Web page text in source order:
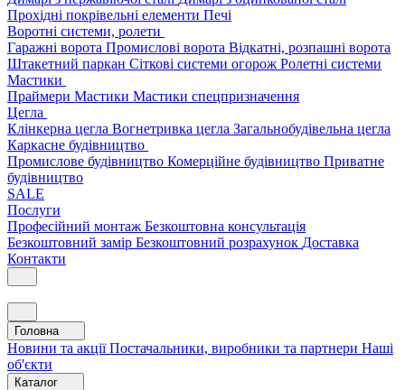
Прохідні покрівельні елементи Печі
Воротні системи, ролети
Гаражні ворота Промислові ворота Відкатні, розпашні ворота
Штакетний паркан Сіткові системи огорож Ролетні системи
Мастики
Праймери Мастики Мастики спецпризначення
Цегла
Клінкерна цегла Вогнетривка цегла Загальнобудівельна цегла
Каркасне будівництво
Промислове будівництво Комерційне будівництво Приватне
будівництво
SALE
Послуги
Професійний монтаж Безкоштовна консультація
Безкоштовний замір Безкоштовний розрахунок Доставка
Контакти
Головна
Новини та акціїПостачальники, виробники та партнери Наші
об'єкти
Каталог